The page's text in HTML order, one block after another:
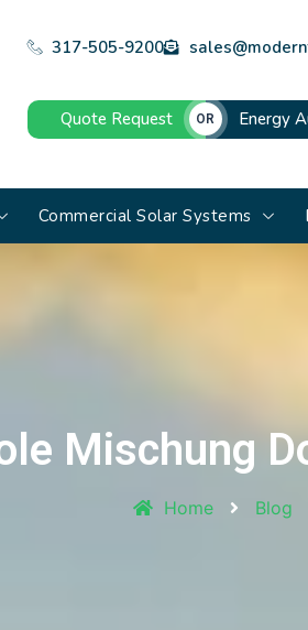
317-505-9200
Quote Request OR Energy
Commercial Solar Systems
Mischung
Home Blog